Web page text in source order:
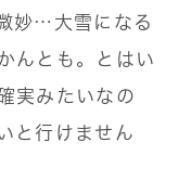
妙…大雪になる
んとも。とはい
実みたいなの
と行けません